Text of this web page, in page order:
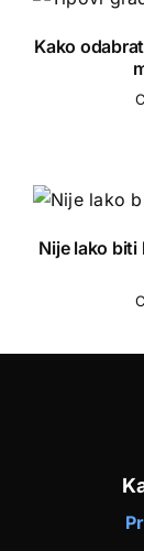
Kako
Nije lako